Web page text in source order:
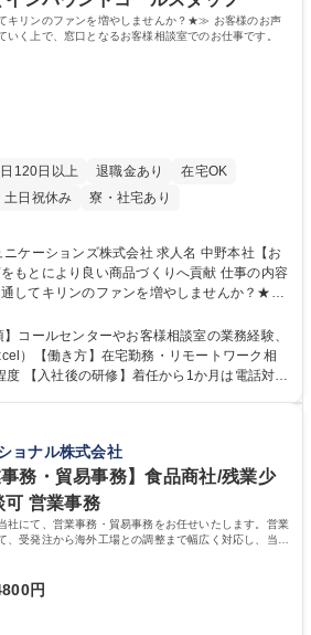
高専 短大 語学力： 資格：
キリンのファンを増やしませんか？★≫ お客様のお声
いく上で、窓口となるお客様相談室でのお仕事です。
120日以上 退職金あり
在宅OK
土日祝休み 寮・社宅あり
ズ株式会社 求人名 中野本社【お
により良い商品づくりへ貢献 仕事の内容
してキリンのファンを増やしませんか？★≫
づくりに活かしていく上で、窓口となるお客
います。お客様からの声に迅速かつ誠意をも
もにグループ内活動に反映しています。 【具
募集職種 中野本社【お客様
により良い商品づくりへ貢献
コールセンターやお客様相談室の業務経験、
）【働き方】在宅勤務・リモートワーク相
話対応
社について】キリングループの広報機能を担
会いを大切にし、磨き上げたホスピタリティ
をとりながら広報関連業務を行っておりま
ョナル株式会社
務・貿易事務】食品商社/残業少
可 営業事務
社にて、営業事務・貿易事務をお任せいたします。営業
受発注から海外工場との調整まで幅広く対応し、当社
。
円